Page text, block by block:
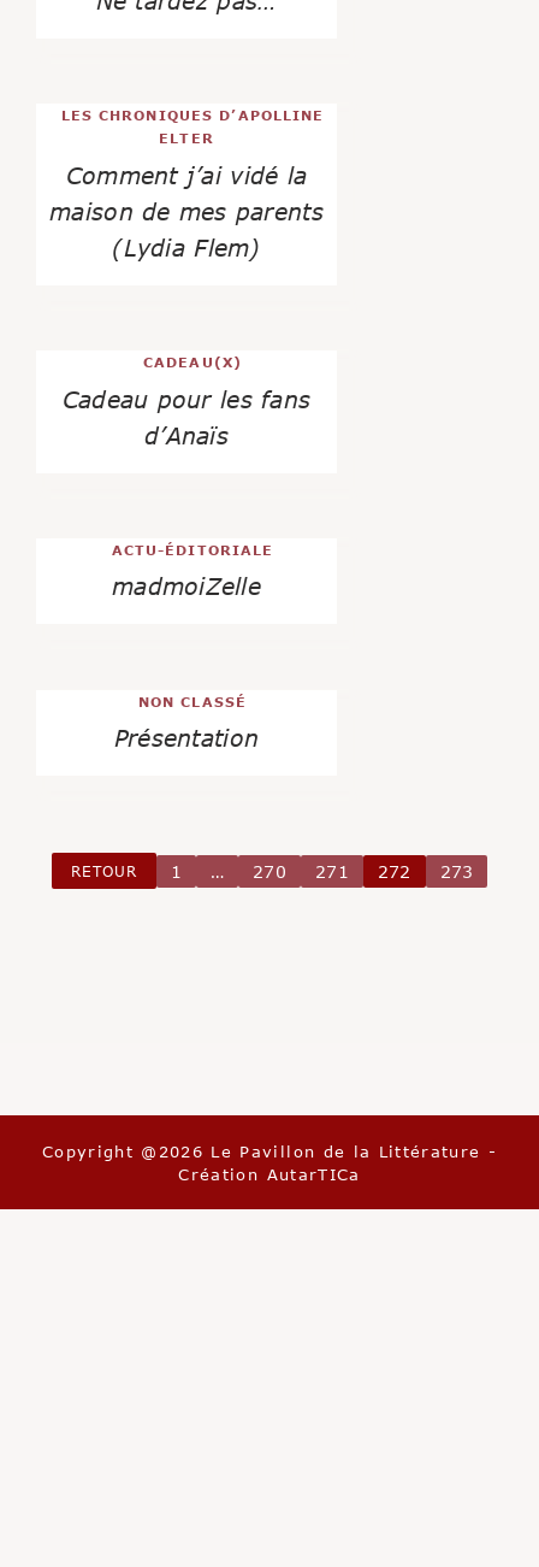
LES CHRONIQUES D’APOLLINE
ELTER
Comment j’ai vidé la
maison de mes parents
(Lydia Flem)
CADEAU(X)
Cadeau pour les fans
d’Anaïs
ACTU-ÉDITORIALE
madmoiZelle
NON CLASSÉ
Présentation
RETOUR 1 … 270 271 272 273
Copyright @2026 Le Pavillon de la Littérature -
Création AutarTICa